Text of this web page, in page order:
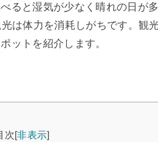
ると湿気が少なく晴れの日が
は体力を消耗しがちです。観
ットを紹介します。
次[非表示]